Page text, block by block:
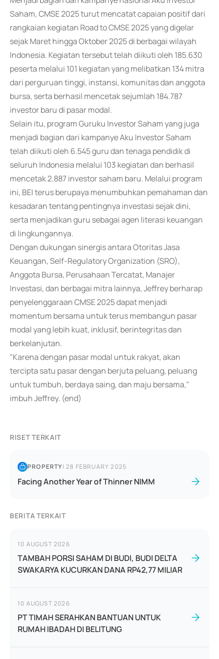
Saham, CMSE 2025 turut mencatat capaian positif dari
rangkaian kegiatan Road to CMSE 2025 yang digelar
sejak Maret hingga Oktober 2025 di berbagai wilayah
Indonesia. Kegiatan tersebut telah diikuti oleh 185.630
peserta melalui 101 kegiatan yang melibatkan 134 mitra
dari perguruan tinggi, instansi, komunitas dan anggota
bursa, serta berhasil mencetak sejumlah 184.787
investor baru di pasar modal.
Selain itu, program Guruku Investor Saham yang juga
menjadi bagian dari kampanye Aku Investor Saham
telah diikuti oleh 6.545 guru dan tenaga pendidik di
seluruh Indonesia melalui 103 kegiatan dan berhasil
mencetak 2.887 investor saham baru. Melalui program
ini, BEI terus berupaya menumbuhkan pemahaman dan
kesadaran tentang pentingnya investasi sejak dini,
serta menjadikan guru sebagai agen literasi keuangan
di lingkungannya.
Dengan dukungan sinergis antara Otoritas Jasa
Keuangan, Self-Regulatory Organization (SRO),
Anggota Bursa, Perusahaan Tercatat, Manajer
Investasi, dan berbagai mitra lainnya, Jeffrey berharap
penyelenggaraan CMSE 2025 dapat menjadi
momentum bersama untuk terus membangun pasar
modal yang lebih kuat, inklusif, berintegritas dan
berkelanjutan.
"Karena dengan pasar modal untuk rakyat, akan
tercipta satu pasar dengan berjuta peluang, peluang
untuk tumbuh, berdaya saing, dan maju bersama,"
imbuh Jeffrey. (end)
RISET TERKAIT
PROPERTY|28 FEBRUARY 2025
Facing Another Year of Thinner NIMM
BERITA TERKAIT
10 AUGUST 2026
TAMBAH PORSI SAHAM DI BUDI, BUDI DELTA
SWAKARYA KUCURKAN DANA RP42,77 MILIAR
10 AUGUST 2026
PT TIMAH SERAHKAN BANTUAN UNTUK
RUMAH IBADAH DI BELITUNG